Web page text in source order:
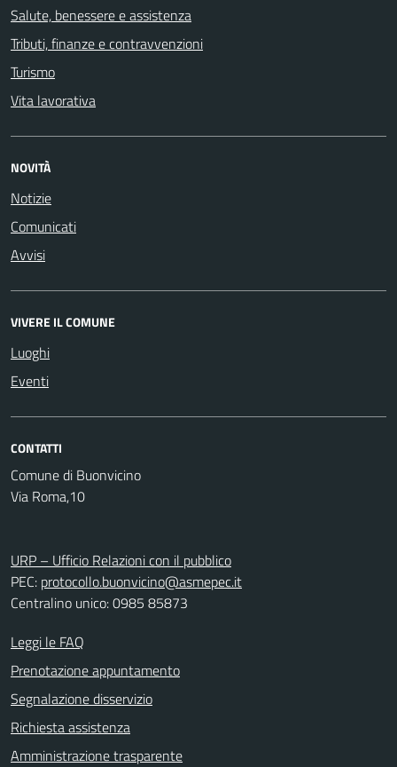
Salute, benessere e assistenza
Tributi, finanze e contravvenzioni
Turismo
Vita lavorativa
NOVITÀ
Notizie
Comunicati
Avvisi
VIVERE IL COMUNE
Luoghi
Eventi
CONTATTI
Comune di Buonvicino
Via Roma,10
URP – Ufficio Relazioni con il pubblico
PEC: protocollo.buonvicino@asmepec.it
Centralino unico: 0985 85873
Leggi le FAQ
Prenotazione appuntamento
Segnalazione disservizio
Richiesta assistenza
Amministrazione trasparente